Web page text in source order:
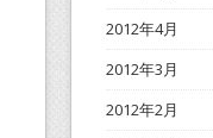
2012年4月
2012年3月
2012年2月